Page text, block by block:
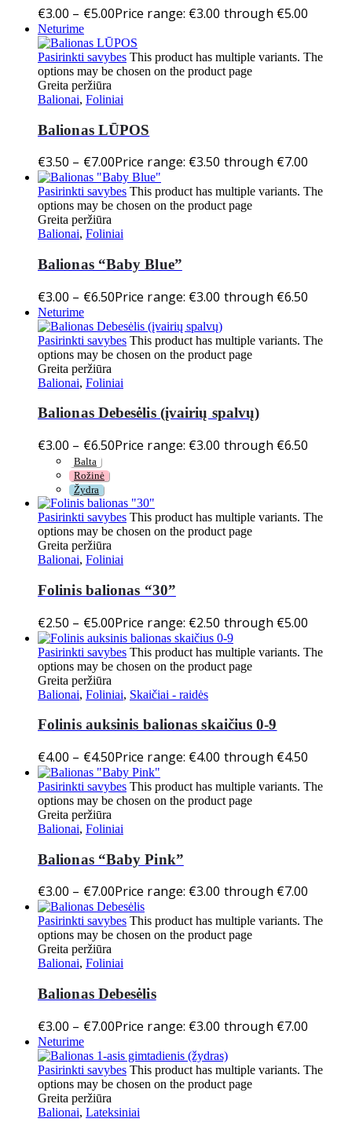
€3.00 – €5.00Price range: €3.00 through €5.00
Neturime
Pasirinkti savybes This product has multiple variants. The
options may be chosen on the product page
Greita peržiūra
Balionai, Foliniai
Balionas LŪPOS
€3.50 – €7.00Price range: €3.50 through €7.00
Pasirinkti savybes This product has multiple variants. The
options may be chosen on the product page
Greita peržiūra
Balionai, Foliniai
Balionas “Baby Blue”
€3.00 – €6.50Price range: €3.00 through €6.50
Neturime
Pasirinkti savybes This product has multiple variants. The
options may be chosen on the product page
Greita peržiūra
Balionai, Foliniai
Balionas Debesėlis (įvairių spalvų)
€3.00 – €6.50Price range: €3.00 through €6.50
Balta
Rožinė
Žydra
Pasirinkti savybes This product has multiple variants. The
options may be chosen on the product page
Greita peržiūra
Balionai, Foliniai
Folinis balionas “30”
€2.50 – €5.00Price range: €2.50 through €5.00
Pasirinkti savybes This product has multiple variants. The
options may be chosen on the product page
Greita peržiūra
Balionai, Foliniai, Skaičiai - raidės
Folinis auksinis balionas skaičius 0-9
€4.00 – €4.50Price range: €4.00 through €4.50
Pasirinkti savybes This product has multiple variants. The
options may be chosen on the product page
Greita peržiūra
Balionai, Foliniai
Balionas “Baby Pink”
€3.00 – €7.00Price range: €3.00 through €7.00
Pasirinkti savybes This product has multiple variants. The
options may be chosen on the product page
Greita peržiūra
Balionai, Foliniai
Balionas Debesėlis
€3.00 – €7.00Price range: €3.00 through €7.00
Neturime
Pasirinkti savybes This product has multiple variants. The
options may be chosen on the product page
Greita peržiūra
Balionai, Lateksiniai